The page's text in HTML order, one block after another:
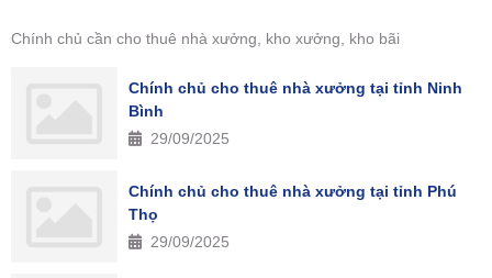
Chính chủ cần cho thuê nhà xưởng, kho xưởng, kho bãi
Chính chủ cho thuê nhà xưởng tại tỉnh Ninh
Bình
29/09/2025
Chính chủ cho thuê nhà xưởng tại tỉnh Phú
Thọ
29/09/2025